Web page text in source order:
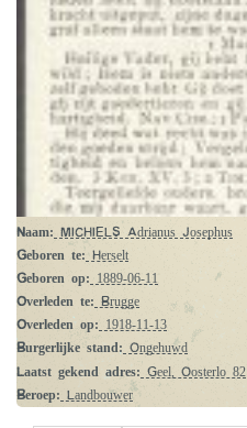
Naam: MICHIELS Adrianus Josephus
Geboren te: Herselt
Geboren op: 1889-06-11
Overleden te: Brugge
Overleden op: 1918-11-13
Burgerlijke stand: Ongehuwd
Laatst gekend adres: Geel, Oosterlo 82
Beroep: Landbouwer